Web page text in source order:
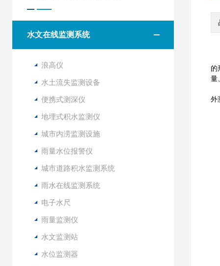
水文在线监测系统
浪高仪
水土流失监测设备
便携式测深仪
地埋式积水监测仪
城市内涝监测设施
雨量水位报警仪
城市道路积水监测系统
雨水在线监测系统
电子水尺
雨量监测仪
水文监测站
水位监测器
的
量
外